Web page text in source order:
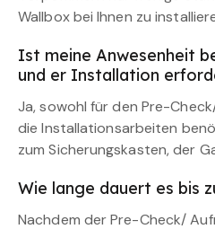
Wallbox bei Ihnen zu
Ist meine Anwesenheit
und er Installation
Ja, sowohl für den Pre-
die Installationsarbeiten
zum Sicherungskasten, der
Wie lange dauert es bis
Nachdem der Pre-Check/